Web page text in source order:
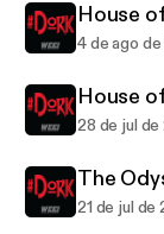
House
4 de ago
House
28 de jul
The
21 de jul de